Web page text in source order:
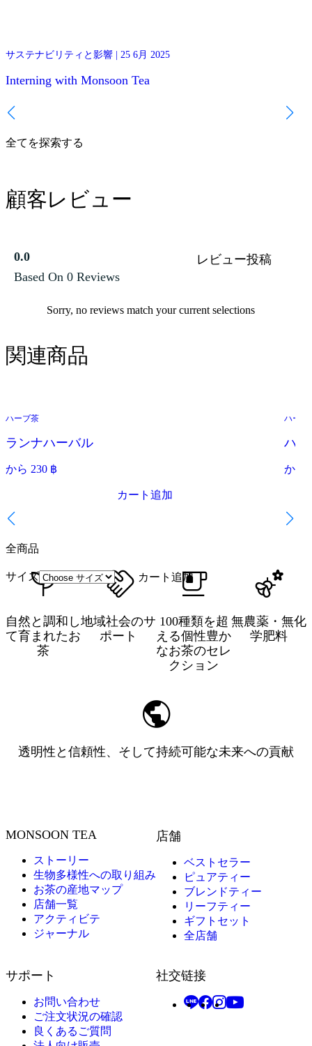
お召し上がりください。
ISTOM in France, joining the team in Chiang Mai to do their
insight to their experience!
サステナビリティと影響 | 25 6月 2025
Interning with Monsoon Tea
全てを探索する
顧客レビュー
0.0
Based On 0 Reviews
レビュー投稿
Sorry, no reviews match your current selections
関連商品
ハーブ茶
ランナハーバル
から 230 ฿
カート追加
ハーブ
ハー
から
全商品
サイズ カート追加
自然と調和し
て育まれたお
茶
地域社会のサ
ポート
100種類を超
える個性豊か
なお茶のセレ
クション
無農薬・無化
学肥料
透明性と信頼性、そして持続可能な未来への貢献
MONSOON TEA
ストーリー
生物多様性への取り組み
お茶の産地マップ
店舗一覧
アクティビテ
ジャーナル
店舗
ベストセラー
ピュアティー
ブレンドティー
リーフティー
ギフトセット
全店舗
サポート
お問い合わせ
ご注文状況の確認
良くあるご質問
社交链接